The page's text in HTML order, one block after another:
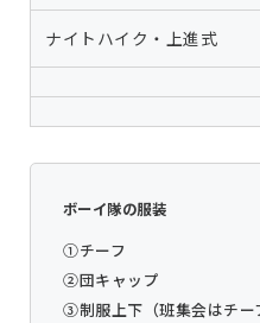
ナイトハイク・上進式
ボーイ隊の服装
①チーフ
②団キャップ
③制服上下（班集会はチー